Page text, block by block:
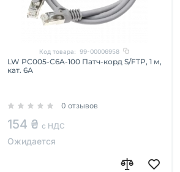
Код товара: 99-00006958
LW PC005-C6A-100 Патч-корд S/FTP, 1 м,
кат. 6А
0 отзывов
154 ₴ с НДС
Ожидается